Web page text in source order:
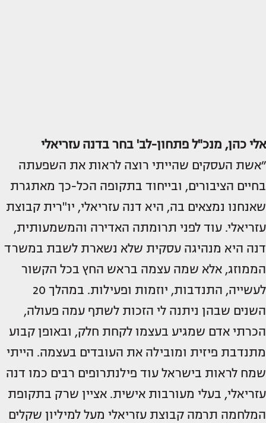
אלי כהן, מנכ"ל פתחון-לב' בחר בדנה עזריאלי
״אשת העסקים שהייתי רוצה לראות את השפעתה
בחיים הציבורים, ובייחוד בתקופה הכל-כך מאתגרת
שאנחנו נמצאים בה, היא דנה עזריאלי, יו"רית קבוצת
עזריאלי. עוד לפני תרומתה האדירה והמשמעותית,
דנה היא מנהיגה עסקית שלא נשארת לשבת במשרד
הממוזג, אלא שמה עצמה בראש החץ בכל הקשור
לעשייה, התנדבות, יוזמות ופעילות. במהלך 20
השנים שבהן ניתנה לי הזכות לשתף עמה פעולה,
הכרתי אדם שמגיע בעצמו לקחת חלק, ובאופן קבוע
מתנדבת פיזית ומובילה את העובדים בעצמה. הייתי
שמח לראות בישראל עוד פילנתרופים רבים כמו דנה
עזריאלי, בעלי מעורבות אישית. אציין שרק בתקופת
המלחמה תרמה קבוצת עזריאלי מעל למיליון שקלים